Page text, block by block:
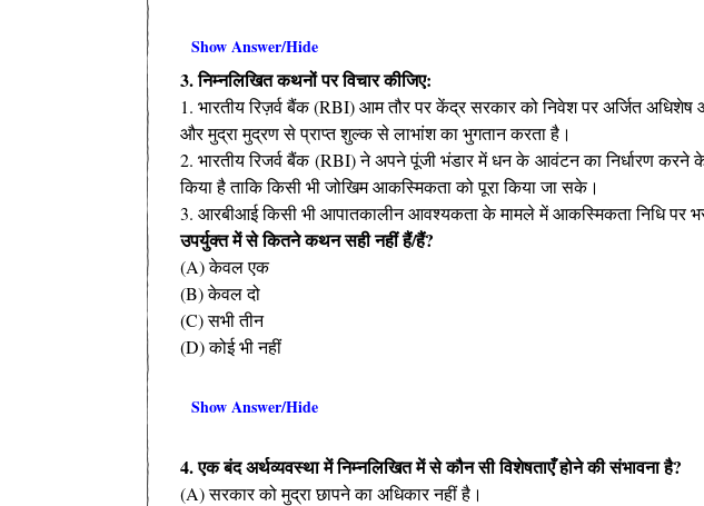
Show Answer/Hide
3. निम्नलिखित कथनों पर विचार कीजिए:
1. भारतीय रिज़र्व बैंक (RBI) आम तौर पर केंद्र सरकार को निवेश पर अर्जित अधिशेष
और मुद्रा मुद्रण से प्राप्त शुल्क से लाभांश का भुगतान करता है।
2. भारतीय रिजर्व बैंक (RBI) ने अपने पूंजी भंडार में धन के आवंटन का निर्धारण करने
किया है ताकि किसी भी जोखिम आकस्मिकता को पूरा किया जा सके।
3. आरबीआई किसी भी आपातकालीन आवश्यकता के मामले में आकस्मिकता निधि पर
उपर्युक्त में से कितने कथन सही नहीं हैं/हैं?
(A) केवल एक
(B) केवल दो
(C) सभी तीन
(D) कोई भी नहीं
Show Answer/Hide
4. एक बंद अर्थव्यवस्था में निम्नलिखित में से कौन सी विशेषताएँ होने की संभावना है?
(A) सरकार को मुद्रा छापने का अधिकार नहीं है।